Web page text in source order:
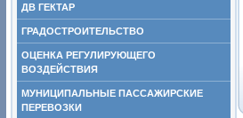
ДВ ГЕКТАР
ГРАДОСТРОИТЕЛЬСТВО
ОЦЕНКА РЕГУЛИРУЮЩЕГО
ВОЗДЕЙСТВИЯ
МУНИЦИПАЛЬНЫЕ ПАССАЖИРСКИЕ
ПЕРЕВОЗКИ